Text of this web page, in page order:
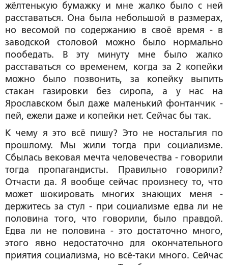
жёлтенькую бумажку и мне жалко было с ней
расставаться. Она была небольшой в размерах,
но весомой по содержанию в своё время - в
заводской столовой можно было нормально
пообедать. В эту минуту мне было жалко
расставаться со временем, когда за 2 копейки
можно было позвонить, за копейку выпить
стакан газировки без сиропа, а у нас на
Ярославском был даже маленький фонтанчик -
пей, ежели даже и копейки нет. Сейчас бы так.
К чему я это всё пишу? Это не ностальгия по
прошлому. Мы жили тогда при социализме.
Сбылась вековая мечта человечества - говорили
тогда пропагандисты. Правильно говорили?
Отчасти да. Я вообще сейчас произнесу то, что
может шокировать многих знающих меня -
держитесь за стул - при социализме едва ли не
половина того, что говорили, было правдой.
Едва ли не половина - это достаточно много,
этого явно недостаточно для окончательного
приятия социализма, но всё-таки много. Сейчас